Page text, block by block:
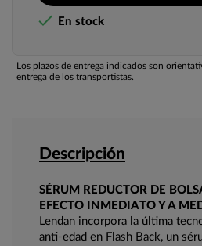
 En stock
Los plazos de entrega indicados son
entrega de los transportistas.
Descripción
SÉRUM REDUCTOR DE
EFECTO INMEDIATO Y A
Lendan incorpora la última
anti-edad en Flash Back, un